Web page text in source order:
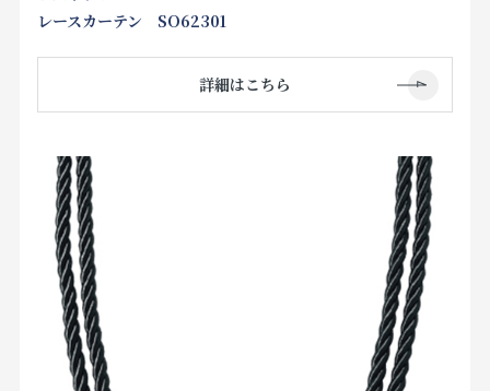
レースカーテン SO62301
詳細はこちら